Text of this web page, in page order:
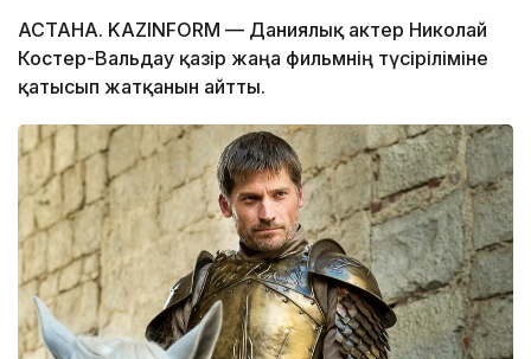
АСТАНА. KAZINFORM — Даниялық актер Николай
Костер-Вальдау қазір жаңа фильмнің түсіріліміне
қатысып жатқанын айтты.